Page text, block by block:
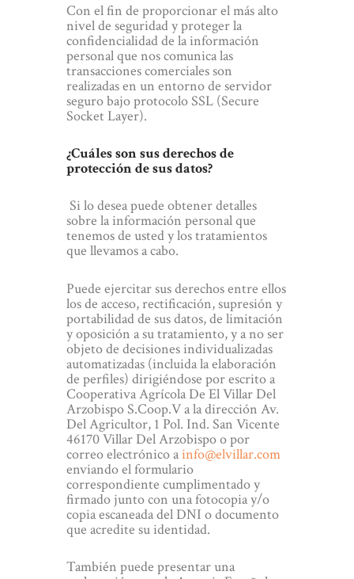
Con el fin de proporcionar el más alto
nivel de seguridad y proteger la
confidencialidad de la información
personal que nos comunica las
transacciones comerciales son
realizadas en un entorno de servidor
seguro bajo protocolo SSL (Secure
Socket Layer).
¿Cuáles son sus derechos de
protección de sus datos?
Si lo desea puede obtener detalles
sobre la información personal que
tenemos de usted y los tratamientos
que llevamos a cabo.
Puede ejercitar sus derechos entre ellos
los de acceso, rectificación, supresión y
portabilidad de sus datos, de limitación
y oposición a su tratamiento, y a no ser
objeto de decisiones individualizadas
automatizadas (incluida la elaboración
de perfiles) dirigiéndose por escrito a
Cooperativa Agrícola De El Villar Del
Arzobispo S.Coop.V a la dirección Av.
Del Agricultor, 1 Pol. Ind. San Vicente
46170 Villar Del Arzobispo o por
correo electrónico ainfo@elvillar.com
enviando el formulario
correspondiente cumplimentado y
firmado junto con una fotocopia y/o
copia escaneada del DNI o documento
que acredite su identidad.
También puede presentar una